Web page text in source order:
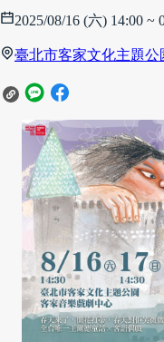
2025/08/16 (六) 14:00 ~
臺北市客家文化主題公